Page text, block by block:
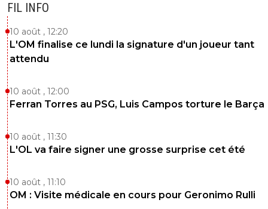
FIL INFO
10 août , 12:20
L'OM finalise ce lundi la signature d'un joueur tant
attendu
10 août , 12:00
Ferran Torres au PSG, Luis Campos torture le Barça
10 août , 11:30
L'OL va faire signer une grosse surprise cet été
10 août , 11:10
OM : Visite médicale en cours pour Geronimo Rulli